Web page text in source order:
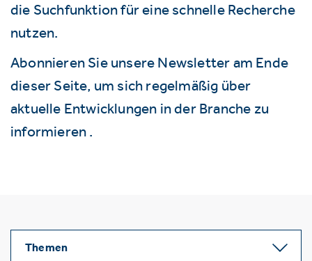
die Suchfunktion für eine schnelle Recherche
nutzen.
Abonnieren Sie unsere Newsletter am Ende
dieser Seite, um sich regelmäßig über
aktuelle Entwicklungen in der Branche zu
informieren .
Themen